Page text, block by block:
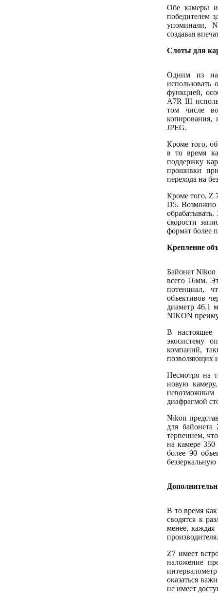
Обе камеры
победителем
упоминали,
создавая
Слоты для
Одним из
функцией,
A7R III
том числе
копирования,
JPEG.
Кроме того,
в то время
поддержку
прошивки
перехода на
Кроме того, Z
D5. Возможно
скорости
формат более
Крепление
Байонет Nikon
всего 16мм.
потенциал,
объективов
диаметр 46.1
NIKON
В настоящее
экосистему
компаний,
позволяющих
Несмотря на
новую
диафрагмой
Nikon
для
терпением,
на камере
более 90
беззеркальную
В то время
сводятся к
менее, каждая
производителя.
Z7 имеет
наложение
оказаться
не имеет